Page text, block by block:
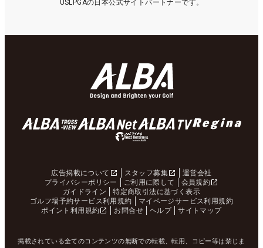
USLPGAの日本公式サイトパートナーです。
広告掲載について スタッフ募集
運営会社
プライバシーポリシー
ご利用に際して
会員規約
ガイドライン
特定商取引法に基づく表示
ゴルフ場予約サービス利用規約
マイページサービス利用規約
ポイント利用規約
お問合せ ヘルプ サイトマップ
掲載されている全てのコンテンツの無断での転載、転用、コピー等は禁じま